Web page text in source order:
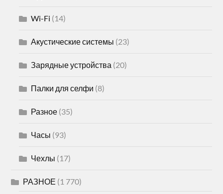
Wi-Fi (14)
Акустические системы (23)
Зарядные устройства (20)
Палки для селфи (8)
Разное (35)
Часы (93)
Чехлы (17)
РАЗНОЕ (1 770)